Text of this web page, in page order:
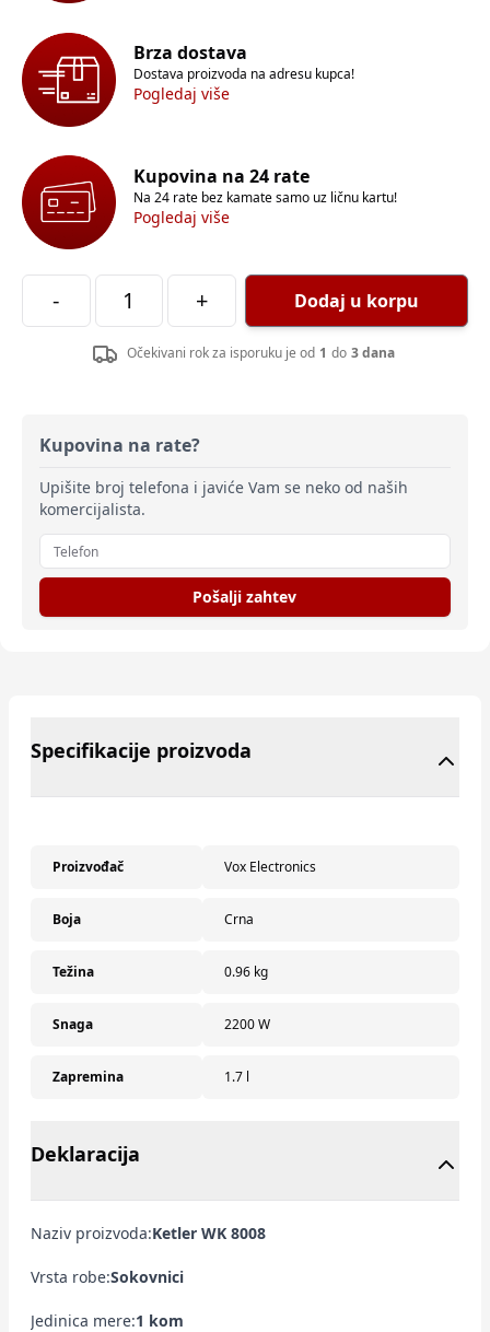
Brza dostava
Dostava proizvoda na adresu kupca!
Pogledaj više
Kupovina na 24 rate
Na 24 rate bez kamate samo uz ličnu kartu!
Pogledaj više
- + Dodaj u korpu
Očekivani rok za isporuku je od 1 do 3 dana
Kupovina na rate?
Upišite broj telefona i javiće Vam se neko od naših
komercijalista.
Pošalji zahtev
Specifikacije proizvoda
Proizvođač Vox Electronics
Boja Crna
Težina 0.96 kg
Snaga 2200 W
Zapremina 1.7 l
Deklaracija
Naziv proizvoda:Ketler WK 8008
Vrsta robe:Sokovnici
Jedinica mere:1 kom